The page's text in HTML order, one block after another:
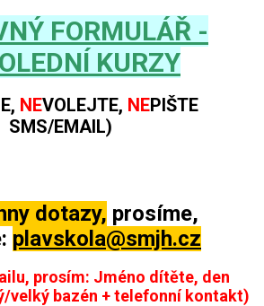
FORMULÁŘ -
KURZY
NEVOLEJTE, NEPIŠTE
SMS/EMAIL)
dotazy, prosíme,
plavskola@smjh.cz
prosím: Jméno dítěte, den
velký bazén + telefonní kontakt)